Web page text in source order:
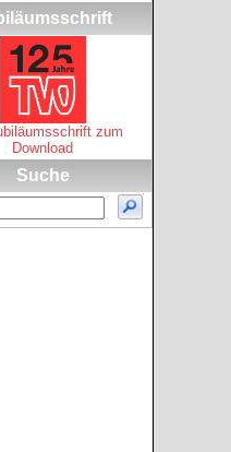
zum
Download
Suche